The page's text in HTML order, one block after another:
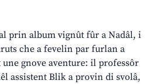
prin album vignût fûr a Nadâl, i
che a fevelin par furlan a
gnove aventure: il professôr
assistent Blik a provin di svolâ,